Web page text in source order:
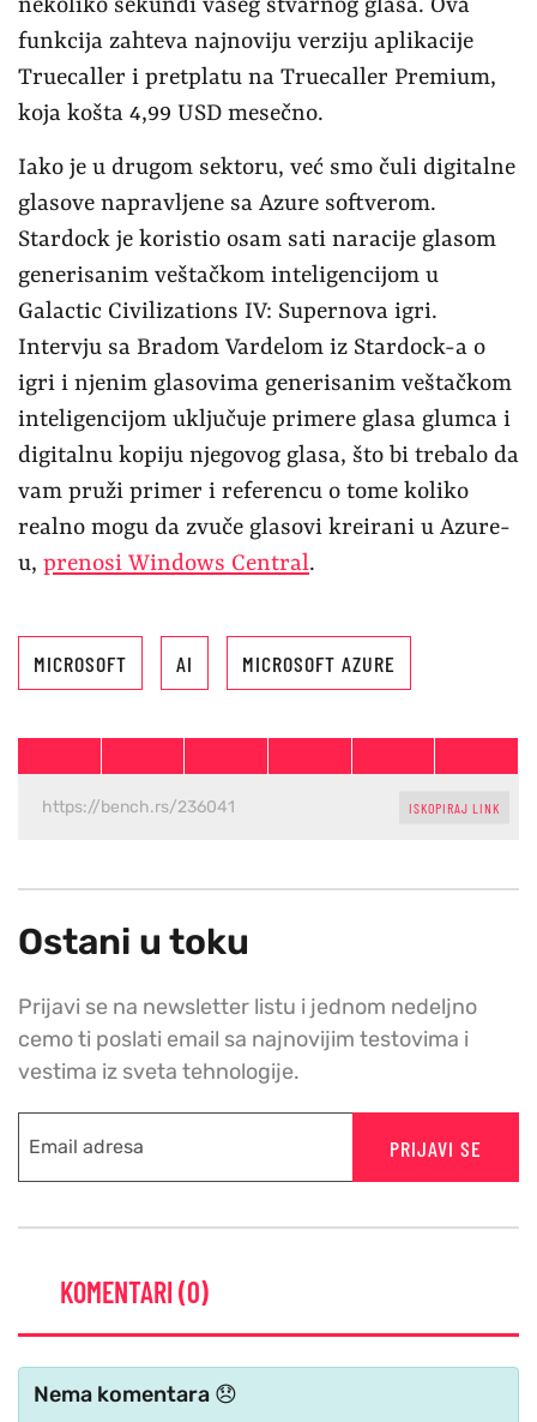
nekoliko sekundi vašeg stvarnog glasa. Ova
funkcija zahteva najnoviju verziju aplikacije
Truecaller i pretplatu na Truecaller Premium,
koja košta 4,99 USD mesečno.
Iako je u drugom sektoru, već smo čuli digitalne
glasove napravljene sa Azure softverom.
Stardock je koristio osam sati naracije glasom
generisanim veštačkom inteligencijom u
Galactic Civilizations IV: Supernova igri.
Intervju sa Bradom Vardelom iz Stardock-a o
igri i njenim glasovima generisanim veštačkom
inteligencijom uključuje primere glasa glumca i
digitalnu kopiju njegovog glasa, što bi trebalo da
vam pruži primer i referencu o tome koliko
realno mogu da zvuče glasovi kreirani u Azure-
u, prenosi Windows Central.
MICROSOFT AI MICROSOFT AZURE
ISKOPIRAJ LINK
Ostani u toku
Prijavi se na newsletter listu i jednom nedeljno
cemo ti poslati email sa najnovijim testovima i
vestima iz sveta tehnologije.
PRIJAVI SE
KOMENTARI (0)
Nema komentara 😞